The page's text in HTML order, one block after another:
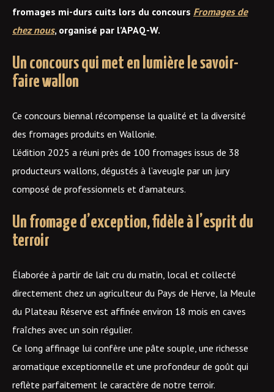
fromages mi-durs cuits lors du concours Fromages de
chez nous, organisé par l’APAQ-W.
Un concours qui met en lumière le savoir-
faire wallon
Ce concours biennal récompense la qualité et la diversité
des fromages produits en Wallonie.
L’édition 2025 a réuni près de 100 fromages issus de 38
producteurs wallons, dégustés à l’aveugle par un jury
composé de professionnels et d’amateurs.
Un fromage d’exception, fidèle à l’esprit du
terroir
Élaborée à partir de lait cru du matin, local et collecté
directement chez un agriculteur du Pays de Herve, la Meule
du Plateau Réserve est affinée environ 18 mois en caves
fraîches avec un soin régulier.
Ce long affinage lui confère une pâte souple, une richesse
aromatique exceptionnelle et une profondeur de goût qui
reflète parfaitement le caractère de notre terroir.